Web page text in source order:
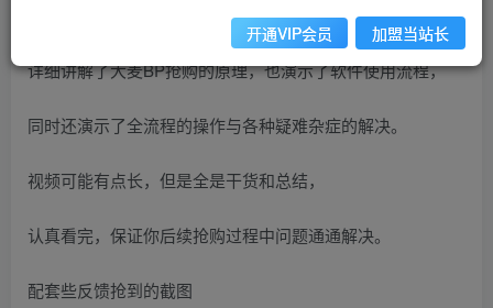
详细讲解了大麦BP抢购的原理，也演示了软件使用流程，
同时还演示了全流程的操作与各种疑难杂症的解决。
视频可能有点长，但是全是干货和总结，
认真看完，保证你后续抢购过程中问题通通解决。
配套些反馈抢到的截图
开通VIP会员 加盟当站长